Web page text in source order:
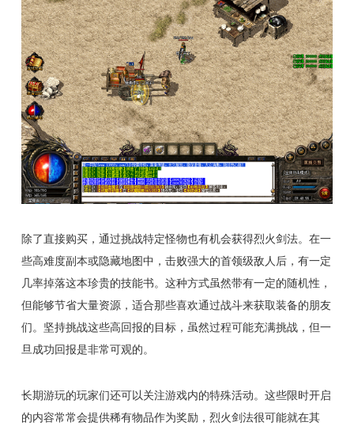
除了直接购买，通过挑战特定怪物也有机会获得烈火剑法。在一
些高难度副本或隐藏地图中，击败强大的首领级敌人后，有一定
几率掉落这本珍贵的技能书。这种方式虽然带有一定的随机性，
但能够节省大量资源，适合那些喜欢通过战斗来获取装备的朋友
们。坚持挑战这些高回报的目标，虽然过程可能充满挑战，但一
旦成功回报是非常可观的。
长期游玩的玩家们还可以关注游戏内的特殊活动。这些限时开启
的内容常常会提供稀有物品作为奖励，烈火剑法很可能就在其